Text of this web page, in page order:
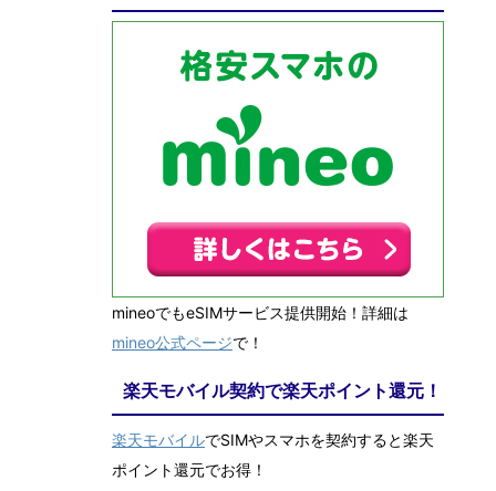
mineoでもeSIMサービス提供開始！詳細は
mineo公式ページで！
楽天モバイル契約で楽天ポイント還元！
楽天モバイルでSIMやスマホを契約すると楽天
ポイント還元でお得！